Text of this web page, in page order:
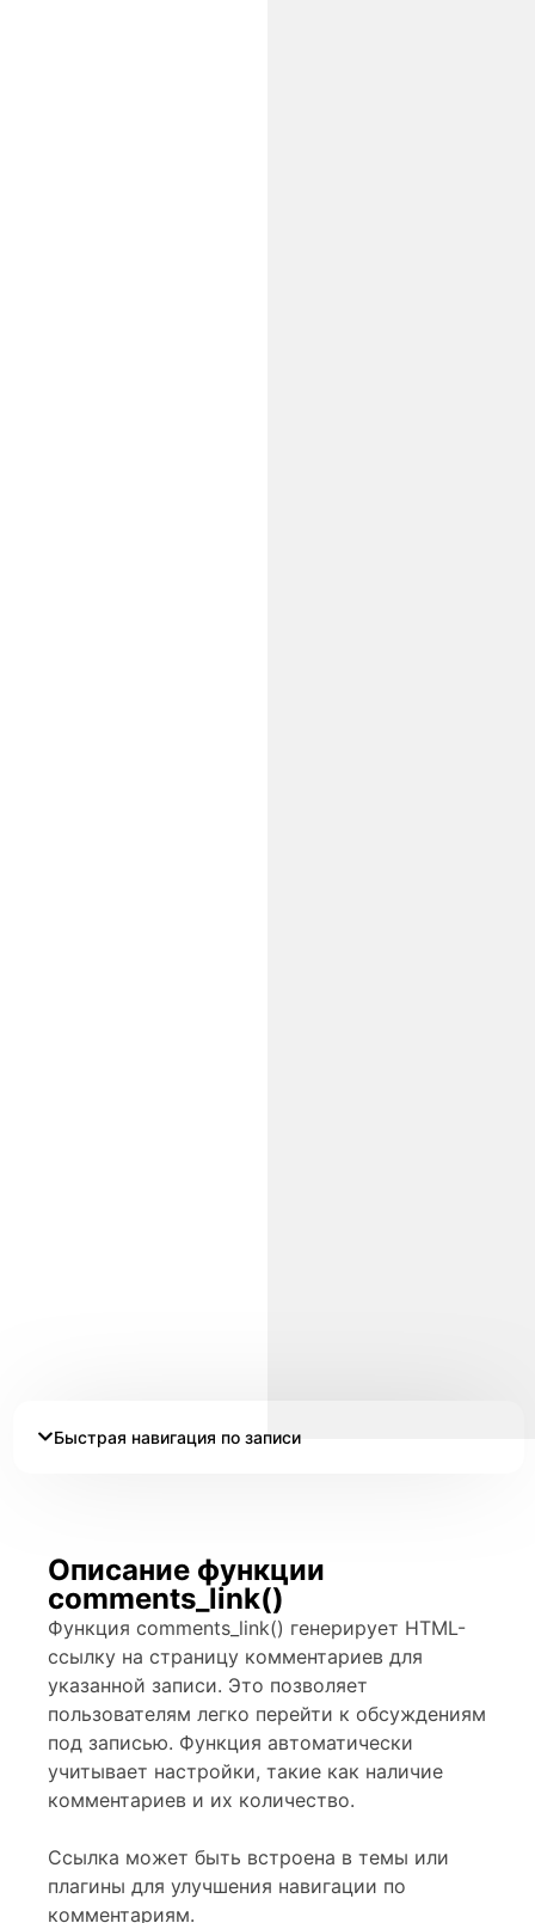
Быстрая навигация по записи
Описание функции
comments_link()
Функция comments_link() генерирует HTML-
ссылку на страницу комментариев для
указанной записи. Это позволяет
пользователям легко перейти к обсуждениям
под записью. Функция автоматически
учитывает настройки, такие как наличие
комментариев и их количество.
Ссылка может быть встроена в темы или
плагины для улучшения навигации по
комментариям.